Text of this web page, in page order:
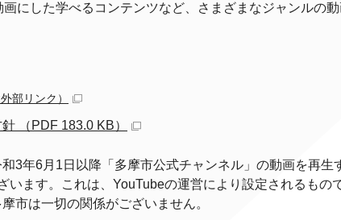
にした学べるコンテンツなど、さまざまなジャンルの
外部リンク）
（PDF 183.0 KB）
3年6月1日以降「多摩市公式チャンネル」の動画を再生
います。これは、YouTubeの運営により設定されるもの
市は一切の関係がございません。